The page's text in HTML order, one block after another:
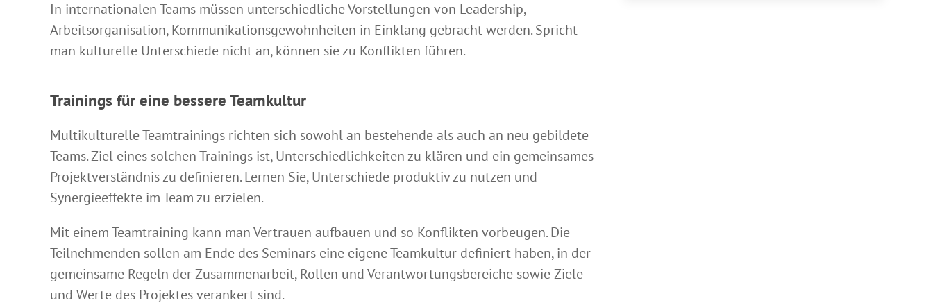
In internationalen Teams müssen unterschiedliche Vorstellungen von Leadership,
Arbeitsorganisation, Kommunikationsgewohnheiten in Einklang gebracht werden. Spricht
man kulturelle Unterschiede nicht an, können sie zu Konflikten führen.
Trainings für eine bessere Teamkultur
Multikulturelle Teamtrainings richten sich sowohl an bestehende als auch an neu gebildete
Teams. Ziel eines solchen Trainings ist, Unterschiedlichkeiten zu klären und ein gemeinsames
Projektverständnis zu definieren. Lernen Sie, Unterschiede produktiv zu nutzen und
Synergieeffekte im Team zu erzielen.
Mit einem Teamtraining kann man Vertrauen aufbauen und so Konflikten vorbeugen. Die
Teilnehmenden sollen am Ende des Seminars eine eigene Teamkultur definiert haben, in der
gemeinsame Regeln der Zusammenarbeit, Rollen und Verantwortungsbereiche sowie Ziele
und Werte des Projektes verankert sind.